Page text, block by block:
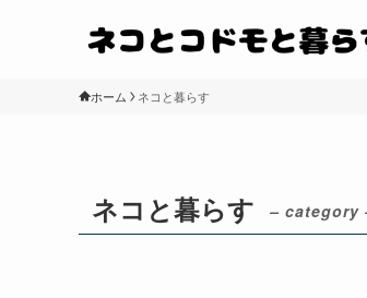
ホーム ネコと暮らす
ネコと暮らす – category